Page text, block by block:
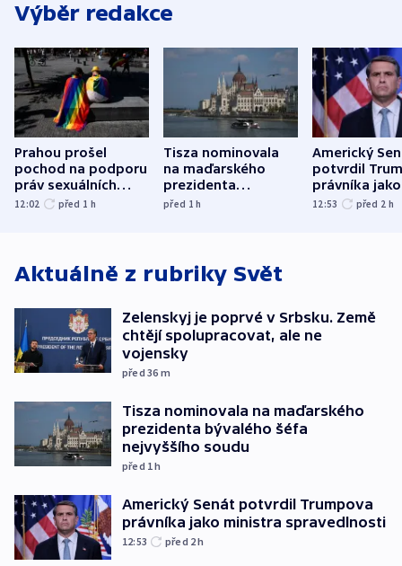
Výběr redakce
Prahou prošel
pochod na podporu
práv sexuálních
menšin
12:02 před 1 h
Tisza nominovala
na maďarského
prezidenta
bývalého šéfa
před 1h
Americký
potvrdil
právníka jako
ministra
12:53 před 2 h
Aktuálně z rubriky Svět
Zelenskyj je poprvé v Srbsku. Země
chtějí spolupracovat, ale ne
vojensky
před 36 m
Tisza nominovala na maďarského
prezidenta bývalého šéfa
nejvyššího soudu
před 1h
Americký Senát potvrdil Trumpova
právníka jako ministra spravedlnosti
12:53 před 2h